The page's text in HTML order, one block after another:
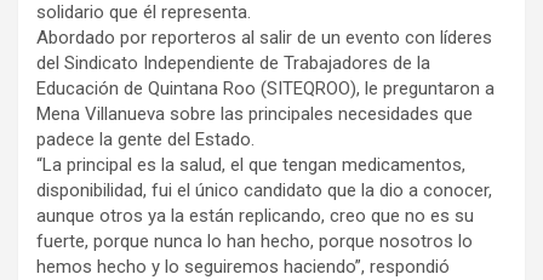
solidario que él representa.
Abordado por reporteros al salir de un evento con líderes
del Sindicato Independiente de Trabajadores de la
Educación de Quintana Roo (SITEQROO), le preguntaron a
Mena Villanueva sobre las principales necesidades que
padece la gente del Estado.
“La principal es la salud, el que tengan medicamentos,
disponibilidad, fui el único candidato que la dio a conocer,
aunque otros ya la están replicando, creo que no es su
fuerte, porque nunca lo han hecho, porque nosotros lo
hemos hecho y lo seguiremos haciendo”, respondió